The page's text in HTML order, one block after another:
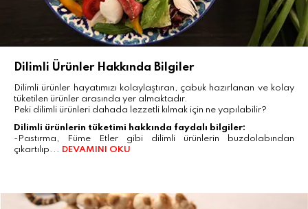
Dilimli Ürünler Hakkında Bilgiler
Dilimli ürünler hayatımızı kolaylaştıran, çabuk hazırlanan ve kolay
tüketilen ürünler arasında yer almaktadır.
Peki dilimli ürünleri dahada lezzetli kılmak için ne yapılabilir?
Dilimli ürünlerin tüketimi hakkında faydalı bilgiler:
-Pastırma, Füme Etler gibi dilimli ürünlerin buzdolabından
çıkartılıp... DEVAMINI OKU